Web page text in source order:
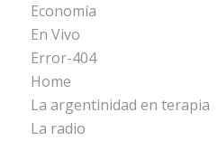
Economía
En Vivo
Error-404
Home
La argentinidad en terapia
La radio